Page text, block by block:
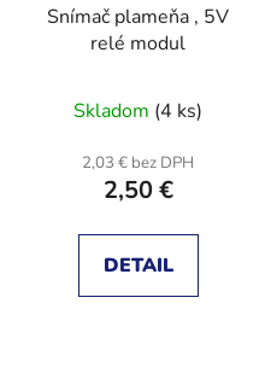
Snímač plameňa , 5V
relé modul
Skladom (4 ks)
2,03 € bez DPH
2,50 €
DETAIL